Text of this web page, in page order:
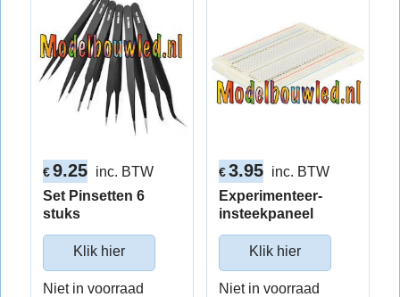
€ 9.25 inc. BTW
Set Pinsetten 6
stuks
Klik hier
Niet in voorraad
€3.95 inc. BTW
Experimenteer-
insteekpaneel
Klik hier
Niet in voorraad